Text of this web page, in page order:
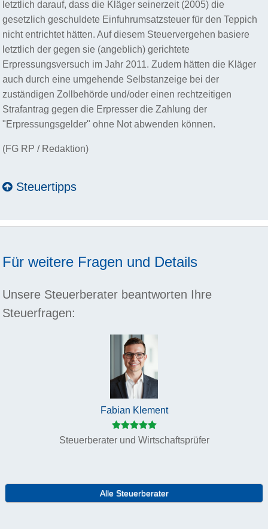
letztlich darauf, dass die Kläger seinerzeit (2005) die
gesetzlich geschuldete Einfuhrumsatzsteuer für den Teppich
nicht entrichtet hätten. Auf diesem Steuervergehen basiere
letztlich der gegen sie (angeblich) gerichtete
Erpressungsversuch im Jahr 2011. Zudem hätten die Kläger
auch durch eine umgehende Selbstanzeige bei der
zuständigen Zollbehörde und/oder einen rechtzeitigen
Strafantrag gegen die Erpresser die Zahlung der
"Erpressungsgelder" ohne Not abwenden können.
(FG RP / Redaktion)
Steuertipps
Für weitere Fragen und Details
Unsere Steuerberater beantworten Ihre
Steuerfragen:
Fabian Klement
Steuerberater und Wirtschaftsprüfer
Alle Steuerberater